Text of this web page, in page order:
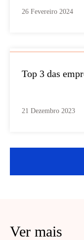
26 Fevereiro 2024
Top 3 das
21 Dezembro 2023
Ver mais